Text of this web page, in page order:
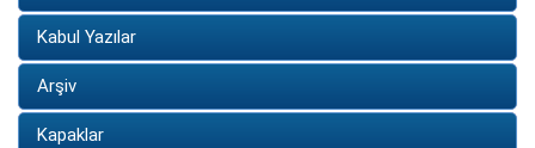
Kabul Yazılar
Arşiv
Kapaklar